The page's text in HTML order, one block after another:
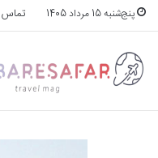
پنج‌شنبه 15 مرداد 1405 تماس